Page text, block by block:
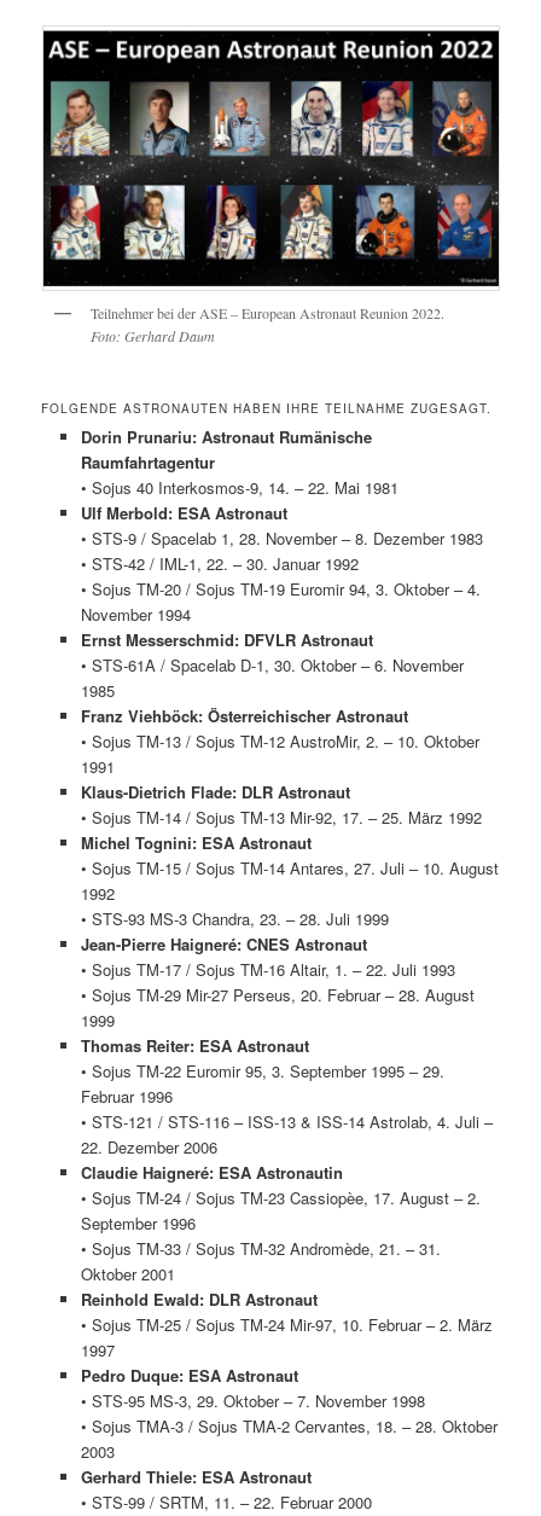
Teilnehmer bei der ASE – European Astronaut Reunion 2022.
Foto: Gerhard Daum
FOLGENDE ASTRONAUTEN HABEN IHRE TEILNAHME ZUGESAGT.
Dorin Prunariu: Astronaut Rumänische
Raumfahrtagentur
• Sojus 40 Interkosmos-9, 14. – 22. Mai 1981
Ulf Merbold: ESA Astronaut
• STS-9 / Spacelab 1, 28. November – 8. Dezember 1983
• STS-42 / IML-1, 22. – 30. Januar 1992
• Sojus TM-20 / Sojus TM-19 Euromir 94, 3. Oktober – 4.
November 1994
Ernst Messerschmid: DFVLR Astronaut
• STS-61A / Spacelab D-1, 30. Oktober – 6. November
1985
Franz Viehböck: Österreichischer Astronaut
• Sojus TM-13 / Sojus TM-12 AustroMir, 2. – 10. Oktober
1991
Klaus-Dietrich Flade: DLR Astronaut
• Sojus TM-14 / Sojus TM-13 Mir-92, 17. – 25. März 1992
Michel Tognini: ESA Astronaut
• Sojus TM-15 / Sojus TM-14 Antares, 27. Juli – 10. August
1992
• STS-93 MS-3 Chandra, 23. – 28. Juli 1999
Jean-Pierre Haigneré: CNES Astronaut
• Sojus TM-17 / Sojus TM-16 Altair, 1. – 22. Juli 1993
• Sojus TM-29 Mir-27 Perseus, 20. Februar – 28. August
1999
Thomas Reiter: ESA Astronaut
• Sojus TM-22 Euromir 95, 3. September 1995 – 29.
Februar 1996
• STS-121 / STS-116 – ISS-13 & ISS-14 Astrolab, 4. Juli –
22. Dezember 2006
Claudie Haigneré: ESA Astronautin
• Sojus TM-24 / Sojus TM-23 Cassiopèe, 17. August – 2.
September 1996
• Sojus TM-33 / Sojus TM-32 Andromède, 21. – 31.
Oktober 2001
Reinhold Ewald: DLR Astronaut
• Sojus TM-25 / Sojus TM-24 Mir-97, 10. Februar – 2. März
1997
Pedro Duque: ESA Astronaut
• STS-95 MS-3, 29. Oktober – 7. November 1998
• Sojus TMA-3 / Sojus TMA-2 Cervantes, 18. – 28. Oktober
2003
Gerhard Thiele: ESA Astronaut
• STS-99 / SRTM, 11. – 22. Februar 2000